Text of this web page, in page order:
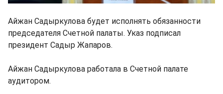
Айжан Садыркулова будет исполнять обязанности
председателя Счетной палаты. Указ подписал
президент Садыр Жапаров.
Айжан Садыркулова работала в Счетной палате
аудитором.